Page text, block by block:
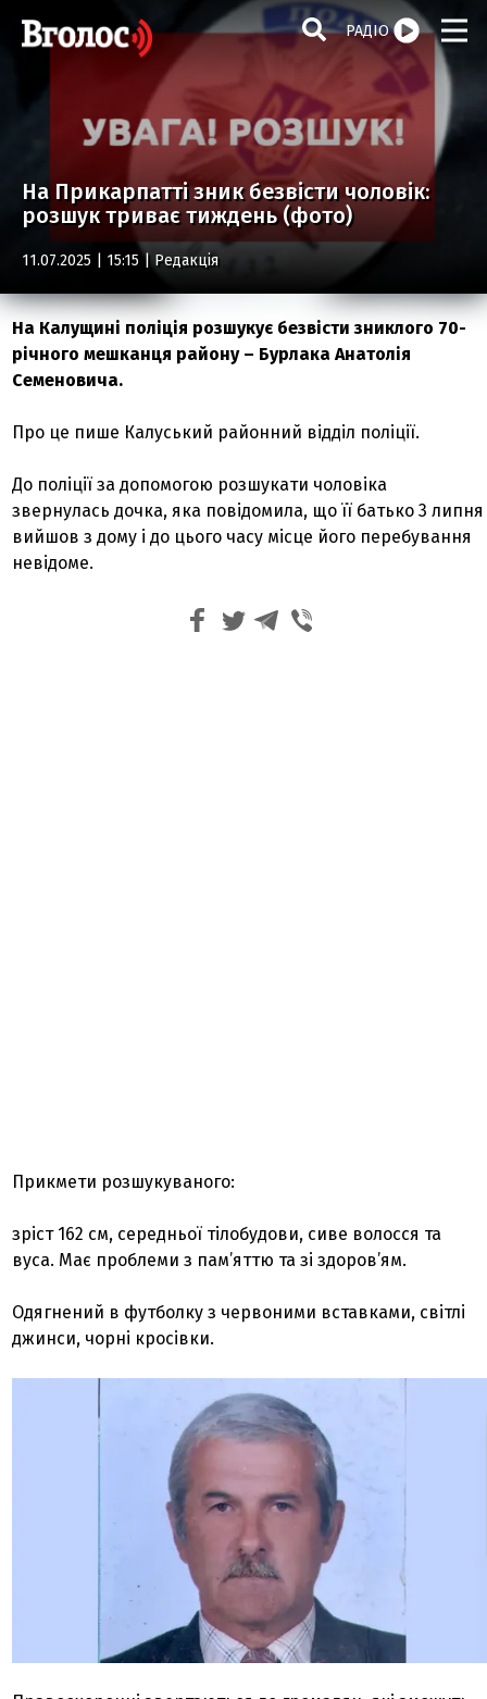
РАДІО
На Прикарпатті зник безвісти чоловік:
розшук триває тиждень (фото)
11.07.2025 | 15:15 | Редакція
На Калущині поліція розшукує безвісти зниклого 70-
річного мешканця району – Бурлака Анатолія
Семеновича.
Про це пише Калуський районний відділ поліції.
До поліції за допомогою розшукати чоловіка
звернулась дочка, яка повідомила, що її батько 3 липня
вийшов з дому і до цього часу місце його перебування
невідоме.
Прикмети розшукуваного:
зріст 162 см, середньої тілобудови, сиве волосся та
вуса. Має проблеми з пам’яттю та зі здоров’ям.
Одягнений в футболку з червоними вставками, світлі
джинси, чорні кросівки.